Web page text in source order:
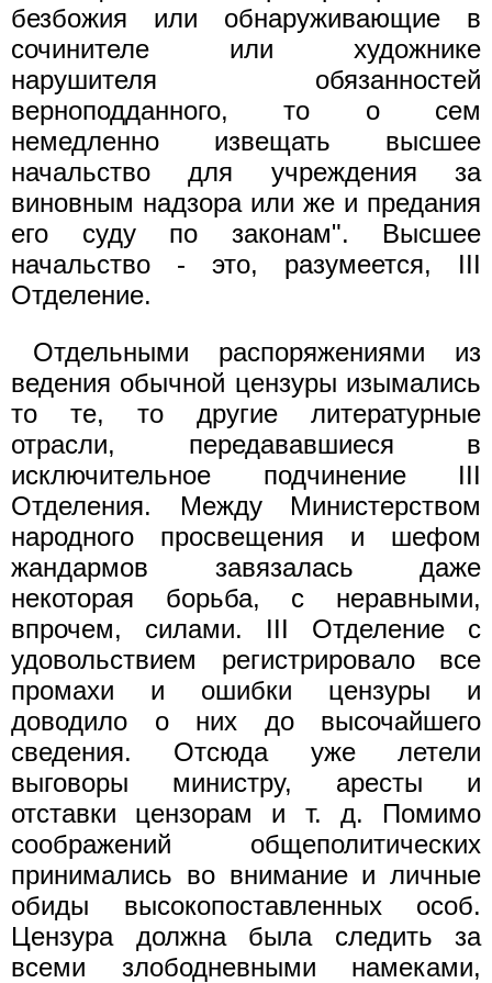
безбожия или обнаруживающие в
сочинителе или художнике
нарушителя обязанностей
верноподданного, то о сем
немедленно извещать высшее
начальство для учреждения за
виновным надзора или же и предания
его суду по законам". Высшее
начальство - это, разумеется, III
Отделение.
Отдельными распоряжениями из
ведения обычной цензуры изымались
то те, то другие литературные
отрасли, передававшиеся в
исключительное подчинение III
Отделения. Между Министерством
народного просвещения и шефом
жандармов завязалась даже
некоторая борьба, с неравными,
впрочем, силами. III Отделение с
удовольствием регистрировало все
промахи и ошибки цензуры и
доводило о них до высочайшего
сведения. Отсюда уже летели
выговоры министру, аресты и
отставки цензорам и т. д. Помимо
соображений общеполитических
принимались во внимание и личные
обиды высокопоставленных особ.
Цензура должна была следить за
всеми злободневными намеками,